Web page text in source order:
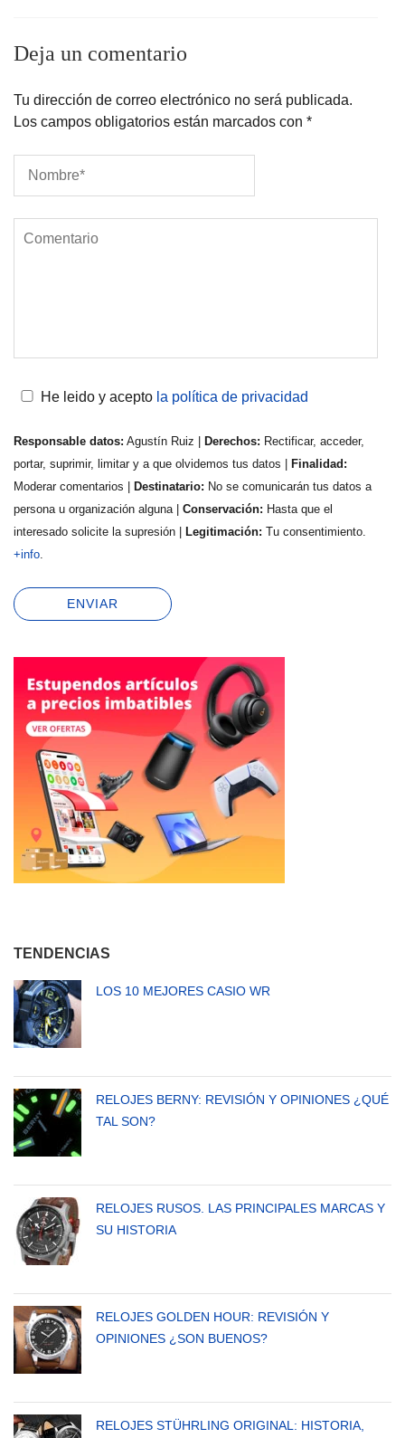
Deja un comentario
Tu dirección de correo electrónico no será publicada.
Los campos obligatorios están marcados con *
He leido y acepto la política de privacidad
Responsable datos: Agustín Ruiz | Derechos: Rectificar, acceder,
portar, suprimir, limitar y a que olvidemos tus datos |
Finalidad:
Moderar comentarios |
Destinatario: No se comunicarán tus datos a
persona u organización alguna | Conservación: Hasta que el
interesado solicite la supresión |
Legitimación: Tu consentimiento.
+info
TENDENCIAS
LOS 10 MEJORES CASIO WR
RELOJES BERNY: REVISIÓN Y OPINIONES ¿QUÉ
TAL SON?
RELOJES RUSOS. LAS PRINCIPALES MARCAS Y
SU HISTORIA
RELOJES GOLDEN HOUR: REVISIÓN Y
OPINIONES ¿SON BUENOS?
RELOJES STÜHRLING ORIGINAL: HISTORIA,